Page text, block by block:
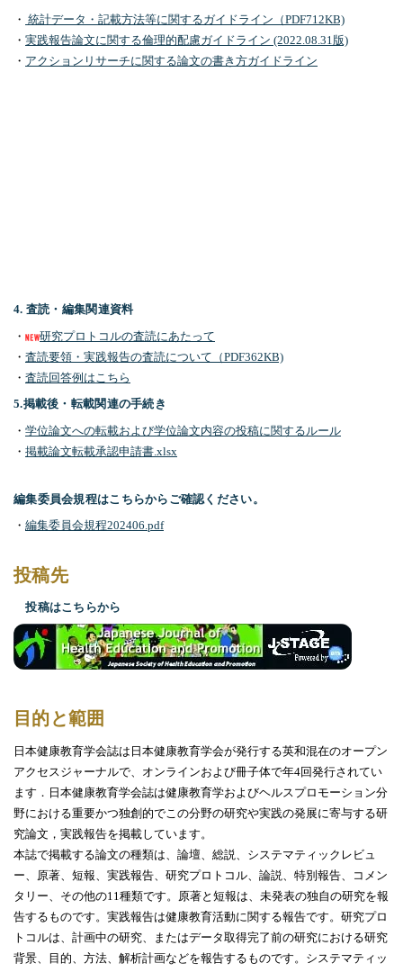
・ 統計データ・記載方法等に関するガイドライン（PDF712KB)
・ 実践報告論⽂に関する倫理的配慮ガイドライン (2022.08.31版)
・ アクションリサーチに関する論文の書き方ガイドライン
4. 査読・編集関連資料
・
研究プロトコルの査読にあたって
・ 査読要領・実践報告の査読について（PDF362KB)
・ 査読回答例はこちら
5.掲載後・転載関連の手続き
・ 学位論文への転載および学位論文内容の投稿に関するルール
・ 掲載論文転載承認申請書.xlsx
編集委員会規程はこちらからご確認ください。
・ 編集委員会規程202406.pdf
投稿先
投稿はこちらから
目的と範囲
日本健康教育学会誌は日本健康教育学会が発行する英和混在のオープン
アクセスジャーナルで、オンラインおよび冊子体で年4回発行されてい
ます．日本健康教育学会誌は健康教育学およびヘルスプロモーション分
野における重要かつ独創的でこの分野の研究や実践の発展に寄与する研
究論文，実践報告を掲載しています。
本誌で掲載する論文の種類は、論壇、総説、システマティックレビュ
ー、原著、短報、実践報告、研究プロトコル、論説、特別報告、コメン
タリー、その他の11種類です。原著と短報は、未発表の独自の研究を報
告するものです。実践報告は健康教育活動に関する報告です。研究プロ
トコルは、計画中の研究、またはデータ取得完了前の研究における研究
背景、目的、方法、解析計画などを報告するものです。システマティッ